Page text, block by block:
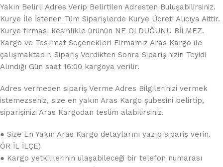
Yakın Belirli Adres Verip Belirtilen Adresten Buluşabilirsiniz.
Kurye İle İstenen Tüm Siparişlerde Kurye Ücreti Alıcıya Aittir.
Kurye firması kesinlikle ürünün NE OLDUĞUNU BİLMEZ.
Kargo ve Teslimat Seçenekleri Firmamız Aras Kargo ile
çalışmaktadır. Sipariş Verdikten Sonra Siparişinizin Teyidi
Alındığı Gün saat 16:00 kargoya verilir.
Adres vermeden sipariş Verme Adres Bilgilerinizi vermek
istemezseniz, size en yakın Aras Kargo şubesini belirtip,
siparişinizi Aras Kargodan teslim alabilirsiniz.
● Size En Yakın Aras Kargo detaylarını yazıp sipariş verin.
ÖR İL İLÇE)
● Kargo yetkililerinin ulaşabileceği bir telefon numarası